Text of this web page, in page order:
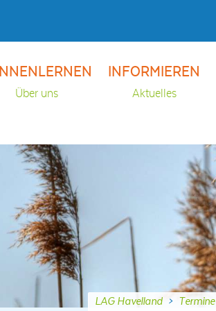
Über uns
INFORMIEREN
Aktuelles
LAG Havelland > Termine